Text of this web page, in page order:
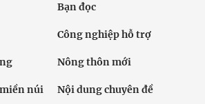
Bạn đọc
Công nghiệp hỗ trợ
Nông thôn mới
núi Nội dung chuyên đề